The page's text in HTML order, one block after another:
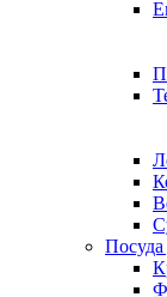
Посуда